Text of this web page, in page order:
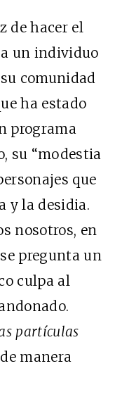
de hacer el
un individuo
comunidad
ha estado
programa
su “modestia
que
y la desidia.
nosotros, en
pregunta un
culpa al
partículas
manera